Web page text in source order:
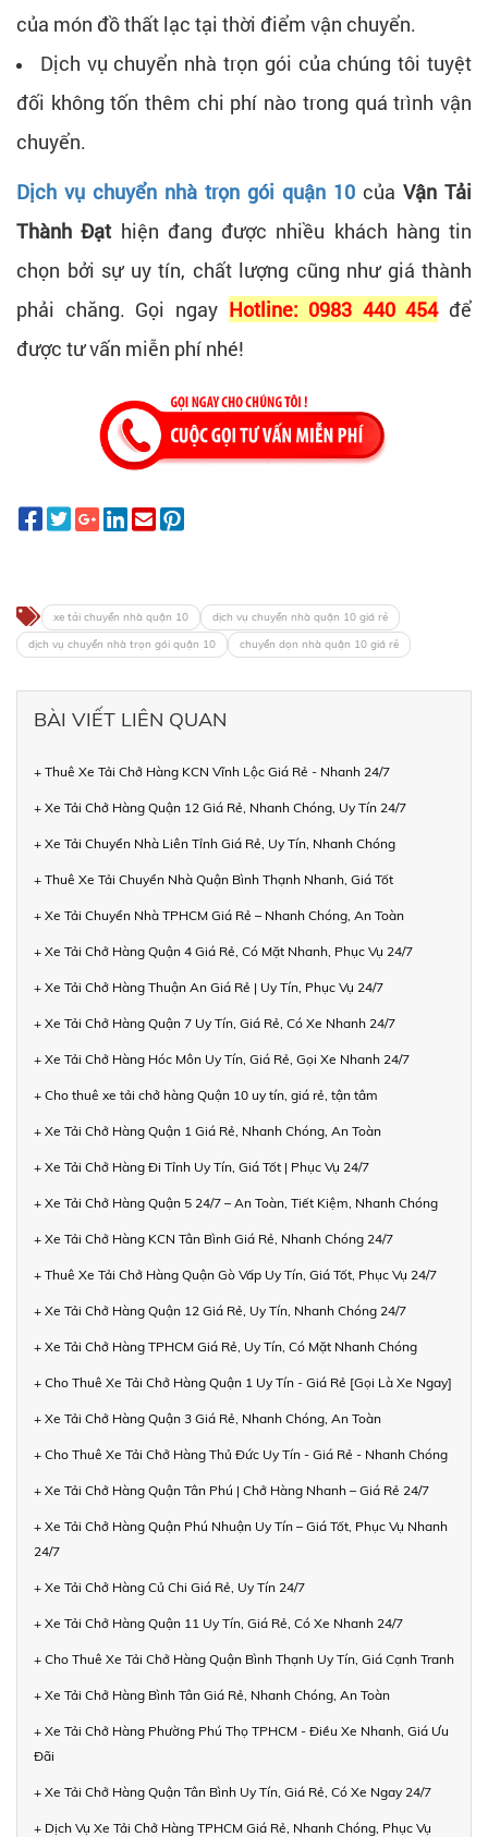
của món đồ thất lạc tại thời điểm vận chuyển.
Dịch vụ chuyển nhà trọn gói của chúng tôi tuyệt
đối không tốn thêm chi phí nào trong quá trình vận
chuyển.
Dịch vụ chuyển nhà trọn gói quận 10 của Vận Tải
Thành Đạt hiện đang được nhiều khách hàng tin
chọn bởi sự uy tín, chất lượng cũng như giá thành
phải chăng. Gọi ngay Hotline: 0983 440 454để
được tư vấn miễn phí nhé!
xe tải chuyển nhà quận 10
dịch vụ chuyển nhà quận 10 giá rẻ
dịch vụ chuyển nhà trọn gói quận 10
chuyển dọn nhà quận 10 giá rẻ
BÀI VIẾT LIÊN QUAN
+ Thuê Xe Tải Chở Hàng KCN Vĩnh Lộc Giá Rẻ - Nhanh 24/7
+ Xe Tải Chở Hàng Quận 12 Giá Rẻ, Nhanh Chóng, Uy Tín 24/7
+ Xe Tải Chuyển Nhà Liên Tỉnh Giá Rẻ, Uy Tín, Nhanh Chóng
+ Thuê Xe Tải Chuyển Nhà Quận Bình Thạnh Nhanh, Giá Tốt
+ Xe Tải Chuyển Nhà TPHCM Giá Rẻ – Nhanh Chóng, An Toàn
+ Xe Tải Chở Hàng Quận 4 Giá Rẻ, Có Mặt Nhanh, Phục Vụ 24/7
+ Xe Tải Chở Hàng Thuận An Giá Rẻ | Uy Tín, Phục Vụ 24/7
+ Xe Tải Chở Hàng Quận 7 Uy Tín, Giá Rẻ, Có Xe Nhanh 24/7
+ Xe Tải Chở Hàng Hóc Môn Uy Tín, Giá Rẻ, Gọi Xe Nhanh 24/7
+ Cho thuê xe tải chở hàng Quận 10 uy tín, giá rẻ, tận tâm
+ Xe Tải Chở Hàng Quận 1 Giá Rẻ, Nhanh Chóng, An Toàn
+ Xe Tải Chở Hàng Đi Tỉnh Uy Tín, Giá Tốt | Phục Vụ 24/7
+ Xe Tải Chở Hàng Quận 5 24/7 – An Toàn, Tiết Kiệm, Nhanh Chóng
+ Xe Tải Chở Hàng KCN Tân Bình Giá Rẻ, Nhanh Chóng 24/7
+ Thuê Xe Tải Chở Hàng Quận Gò Vấp Uy Tín, Giá Tốt, Phục Vụ 24/7
+ Xe Tải Chở Hàng Quận 12 Giá Rẻ, Uy Tín, Nhanh Chóng 24/7
+ Xe Tải Chở Hàng TPHCM Giá Rẻ, Uy Tín, Có Mặt Nhanh Chóng
+ Cho Thuê Xe Tải Chở Hàng Quận 1 Uy Tín - Giá Rẻ [Gọi Là Xe Ngay]
+ Xe Tải Chở Hàng Quận 3 Giá Rẻ, Nhanh Chóng, An Toàn
+ Cho Thuê Xe Tải Chở Hàng Thủ Đức Uy Tín - Giá Rẻ - Nhanh Chóng
+ Xe Tải Chở Hàng Quận Tân Phú | Chở Hàng Nhanh – Giá Rẻ 24/7
+ Xe Tải Chở Hàng Quận Phú Nhuận Uy Tín – Giá Tốt, Phục Vụ Nhanh
24/7
+ Xe Tải Chở Hàng Củ Chi Giá Rẻ, Uy Tín 24/7
+ Xe Tải Chở Hàng Quận 11 Uy Tín, Giá Rẻ, Có Xe Nhanh 24/7
+ Cho Thuê Xe Tải Chở Hàng Quận Bình Thạnh Uy Tín, Giá Cạnh Tranh
+ Xe Tải Chở Hàng Bình Tân Giá Rẻ, Nhanh Chóng, An Toàn
+ Xe Tải Chở Hàng Phường Phú Thọ TPHCM - Điều Xe Nhanh, Giá Ưu
Đãi
+ Xe Tải Chở Hàng Quận Tân Bình Uy Tín, Giá Rẻ, Có Xe Ngay 24/7
+ Dịch Vụ Xe Tải Chở Hàng TPHCM Giá Rẻ, Nhanh Chóng, Phục Vụ